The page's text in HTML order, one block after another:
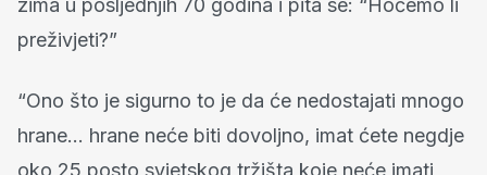
zima u posljednjih 70 godina i pita se: “Hoćemo li
preživjeti?”
“Ono što je sigurno to je da će nedostajati mnogo
hrane… hrane neće biti dovoljno, imat ćete negdje